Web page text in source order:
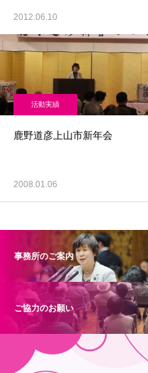
2012.06.10
活動実績
鹿野道彦上山市新年会
2008.01.06
事務所のご案内
ご協力のお願い